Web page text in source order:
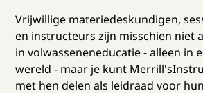
Vrijwillige materiedeskundigen,
en instructeurs zijn misschien niet
in volwasseneneducatie - alleen in
wereld - maar je kunt
met hen delen als leidraad voor hun